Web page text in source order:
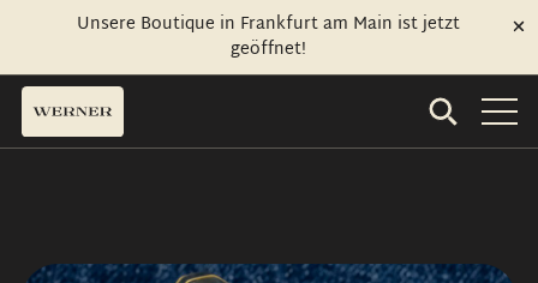
Unsere Boutique in Frankfurt am Main ist jetzt
geöffnet!